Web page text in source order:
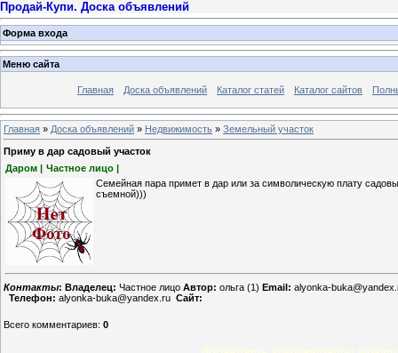
Продай-Купи. Доска объявлений
Форма входа
Меню сайта
Главная Доска объявлений Каталог статей Каталог сайтов
Главная » Доска объявлений » Недвижимость » Земельный участок
Приму в дар садовый участок
Даром | Частное лицо |
Cемейная пара примет в дар или за символическую плату
съемной)))
Контакты: Владелец: Частное лицо Автор: ольга (1) Email: alyonka-
Телефон: alyonka-buka@yandex.ru Сайт:
Всего комментариев: 0